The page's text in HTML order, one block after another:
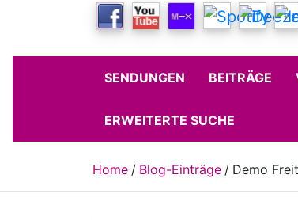
SENDUNGEN BEITRÄGE
ERWEITERTE SUCHE
Home Blog-Einträge Demo